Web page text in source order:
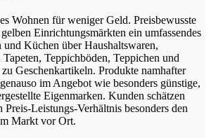
Wohnen für weniger Geld. Preisbewusste
Einrichtungsmärkten ein umfassendes
Küchen über Haushaltswaren,
Teppichböden, Teppichen und
Geschenkartikeln. Produkte namhafter
im Angebot wie besonders günstige,
Eigenmarken. Kunden schätzen
Preis-Leistungs-Verhältnis besonders den
Markt vor Ort.